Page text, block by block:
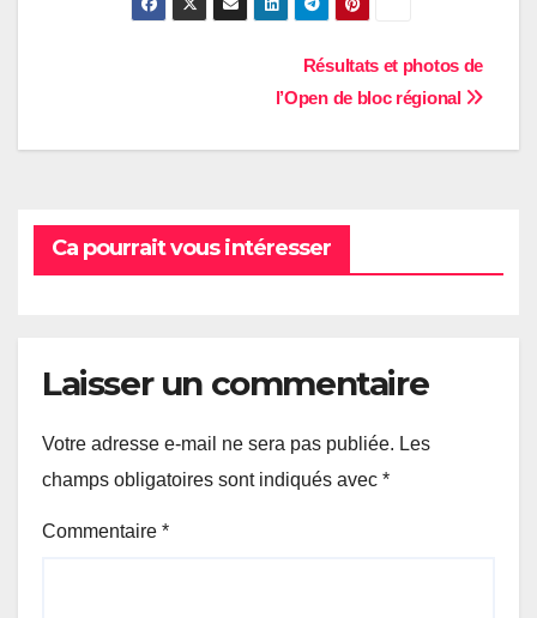
Résultats et photos de
l’Open de bloc régional
Ca pourrait vous intéresser
Laisser un commentaire
Votre adresse e-mail ne sera pas publiée. Les
champs obligatoires sont indiqués avec *
Commentaire *